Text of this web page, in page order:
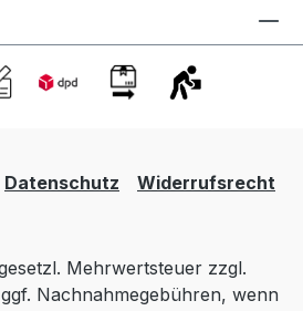
Datenschutz Widerrufsrecht
Mehrwertsteuer zzgl.
Nachnahmegebühren, wenn